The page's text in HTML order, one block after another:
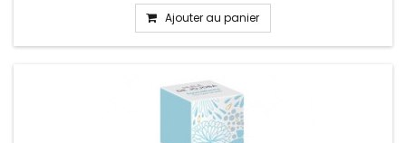
Ajouter au panier